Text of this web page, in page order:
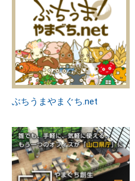
ぶちうまやまぐち.net